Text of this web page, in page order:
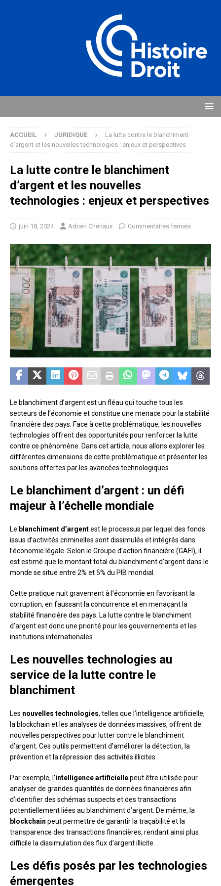
ACCUEIL JURIDIQUE
La lutte contre le blanchiment
d’argent et les nouvelles technologies : enjeux et perspectives
La lutte contre le blanchiment
d’argent et les nouvelles
technologies : enjeux et perspectives
juin 18, 2024 Adrien Chenaux Commentaires fermés
Le blanchiment d’argent est un fléau qui touche tous les
secteurs de l’économie et constitue une menace pour la stabilité
financière des pays. Face à cette problématique, les nouvelles
technologies offrent des opportunités pour renforcer la lutte
contre ce phénomène. Dans cet article, nous allons explorer les
différentes dimensions de cette problématique et présenter les
solutions offertes par les avancées technologiques.
Le blanchiment d’argent : un défi
majeur à l’échelle mondiale
Le blanchiment d’argentest le processus par lequel des fonds
issus d’activités criminelles sont dissimulés et intégrés dans
l’économie légale. Selon le Groupe d’action financière (GAFI), il
est estimé que le montant total du blanchiment d’argent dans le
monde se situe entre 2% et 5% du PIB mondial.
Cette pratique nuit gravement à l’économie en favorisant la
corruption, en faussant la concurrence et en menaçant la
stabilité financière des pays. La lutte contre le blanchiment
d’argent est donc une priorité pour les gouvernements et les
institutions internationales.
Les nouvelles technologies au
service de la lutte contre le
blanchiment
Les nouvelles technologies, telles que l’intelligence artificielle,
la blockchain et les analyses de données massives, offrent de
nouvelles perspectives pour lutter contre le blanchiment
d’argent. Ces outils permettent d’améliorer la détection, la
prévention et la répression des activités illicites.
Par exemple, l’intelligence artificiellepeut être utilisée pour
analyser de grandes quantités de données financières afin
d’identifier des schémas suspects et des transactions
potentiellement liées au blanchiment d’argent. De même, la
blockchain peut permettre de garantir la traçabilité et la
transparence des transactions financières, rendant ainsi plus
difficile la dissimulation des flux d’argent illicite.
Les défis posés par les technologies
émergentes